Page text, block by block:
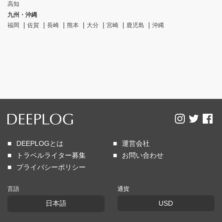
高知
九州・沖縄
福岡
佐賀 長崎 熊本 大分 宮崎 鹿児島 沖縄
DEEPLOGとは
運営会社
トラベルライター募集
お問い合わせ
プライバシーポリシー
言語
日本語
通貨
USD